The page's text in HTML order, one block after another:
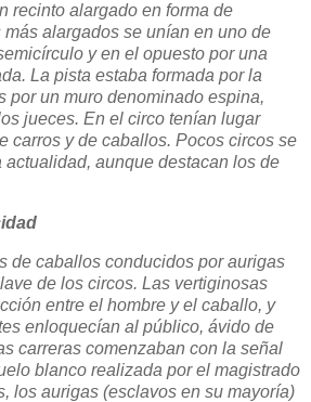
recinto alargado en forma de
alargados se unían en uno de
y en el opuesto por una
La pista estaba formada por la
por un muro denominado espina,
jueces. En el circo tenían lugar
carros y de caballos. Pocos circos se
actualidad, aunque destacan los de
de caballos conducidos por aurigas
de los circos. Las vertiginosas
entre el hombre y el caballo, y
enloquecían al público, ávido de
carreras comenzaban con la señal
blanco realizada por el magistrado
los aurigas (esclavos en su mayoría)